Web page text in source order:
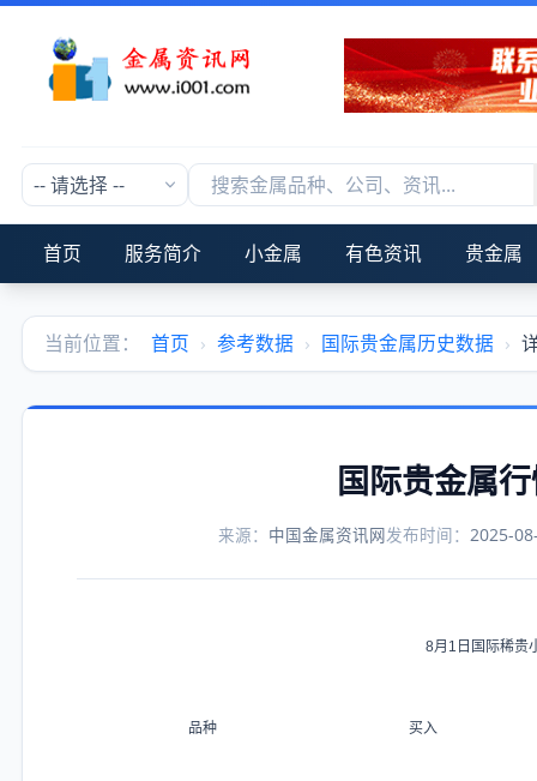
首页 服务简介 小金属 有色资讯 贵金属
当前位置： 首页 › 参考数据 › 国际贵金属历史数据 ›
国际贵金属
来源： 中国金属资讯网发布时间： 2025-
8月 1 日国际稀贵
品种 买入